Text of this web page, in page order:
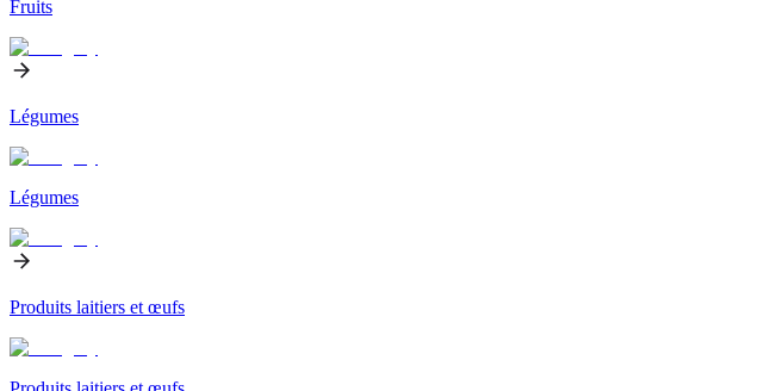
Fruits
Légumes
Légumes
Produits laitiers et œufs